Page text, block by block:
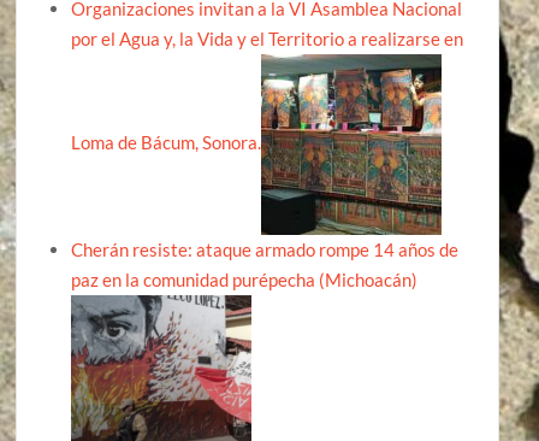
Organizaciones invitan a la VI Asamblea Nacional
por el Agua y, la Vida y el Territorio a realizarse en
Loma de Bácum, Sonora.
Cherán resiste: ataque armado rompe 14 años de
paz en la comunidad purépecha (Michoacán)